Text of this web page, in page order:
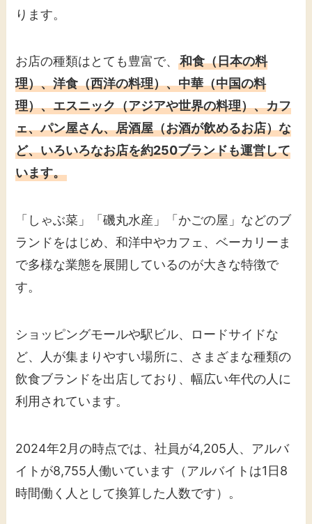
ります。
お店の種類はとても豊富で、和食（日本の料
理）、洋食（西洋の料理）、中華（中国の料
理）、エスニック（アジアや世界の料理）、カフ
ェ、パン屋さん、居酒屋（お酒が飲めるお店）な
ど、いろいろなお店を約250ブランドも運営して
います。
「しゃぶ菜」「磯丸水産」「かごの屋」などのブ
ランドをはじめ、和洋中やカフェ、ベーカリーま
で多様な業態を展開しているのが大きな特徴で
す。
ショッピングモールや駅ビル、ロードサイドな
ど、人が集まりやすい場所に、さまざまな種類の
飲食ブランドを出店しており、幅広い年代の人に
利用されています。
2024年2月の時点では、社員が4,205人、アルバ
イトが8,755人働いています（アルバイトは1日8
時間働く人として換算した人数です）。